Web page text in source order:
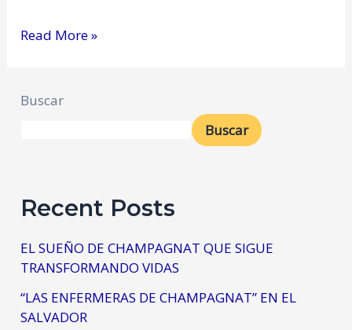
Read More »
Buscar
Buscar
Recent Posts
EL SUEÑO DE CHAMPAGNAT QUE SIGUE
TRANSFORMANDO VIDAS
“LAS ENFERMERAS DE CHAMPAGNAT” EN EL
SALVADOR